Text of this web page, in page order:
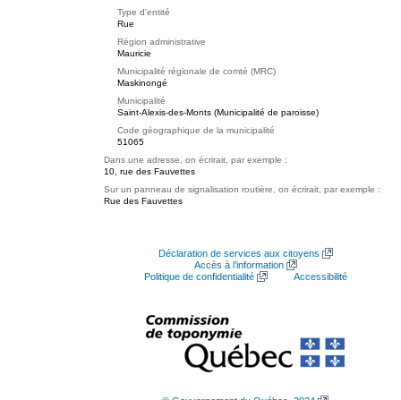
Type d'entité
Rue
Région administrative
Mauricie
Municipalité régionale de comté (MRC)
Maskinongé
Municipalité
Saint-Alexis-des-Monts (Municipalité de paroisse)
Code géographique de la municipalité
51065
Dans une adresse, on écrirait, par exemple :
10, rue des Fauvettes
Sur un panneau de signalisation routière, on écrirait, par exemple :
Rue des Fauvettes
Déclaration de services aux citoyens
Accès à l’information
Politique de confidentialité
Accessibilité